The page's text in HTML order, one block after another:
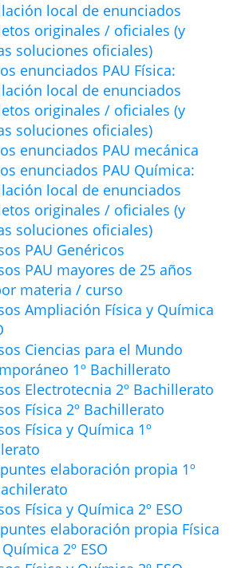
local de enunciados
originales / oficiales (y
soluciones oficiales)
enunciados PAU Física:
local de enunciados
originales / oficiales (y
soluciones oficiales)
enunciados PAU mecánica
enunciados PAU Química:
local de enunciados
originales / oficiales (y
soluciones oficiales)
PAU Genéricos
PAU mayores de 25 años
materia / curso
Ampliación Física y Química
Ciencias para el Mundo
1º Bachillerato
Electrotecnia 2º Bachillerato
Física 2º Bachillerato
Física y Química 1º
elaboración propia 1º
Física y Química 2º ESO
elaboración propia Física
2º ESO